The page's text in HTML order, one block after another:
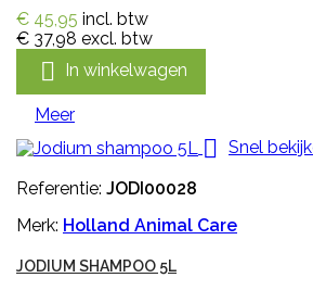
€ 45,95 incl. btw
€ 37,98 excl. btw
 In winkelwagen
Meer
 Snel
Referentie: JODI00028
Merk: Holland Animal Care
JODIUM SHAMPOO 5L